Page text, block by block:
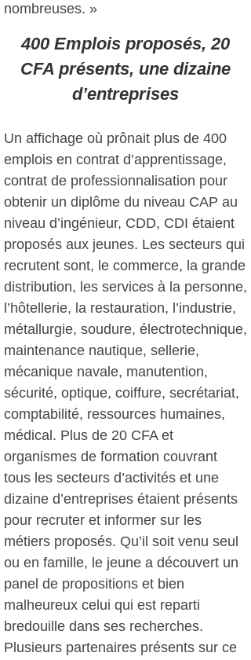
nombreuses. »
400 Emplois proposés, 20
CFA présents, une dizaine
d’entreprises
Un affichage où prônait plus de 400
emplois en contrat d’apprentissage,
contrat de professionnalisation pour
obtenir un diplôme du niveau CAP au
niveau d’ingénieur, CDD, CDI étaient
proposés aux jeunes. Les secteurs qui
recrutent sont, le commerce, la grande
distribution, les services à la personne,
l’hôtellerie, la restauration, l’industrie,
métallurgie, soudure, électrotechnique,
maintenance nautique, sellerie,
mécanique navale, manutention,
sécurité, optique, coiffure, secrétariat,
comptabilité, ressources humaines,
médical. Plus de 20 CFA et
organismes de formation couvrant
tous les secteurs d’activités et une
dizaine d’entreprises étaient présents
pour recruter et informer sur les
métiers proposés. Qu’il soit venu seul
ou en famille, le jeune a découvert un
panel de propositions et bien
malheureux celui qui est reparti
bredouille dans ses recherches.
Plusieurs partenaires présents sur ce